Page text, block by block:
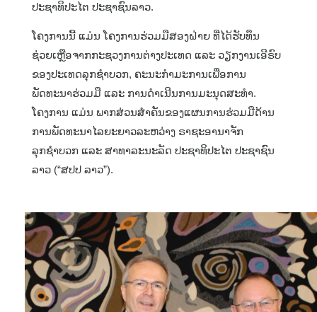
ປະຊາທິປະໄຕ ປະຊາຊົນລາວ.
ໂຄງການນີ້ ແມ່ນ ໂຄງການຮ່ວມມືສອງຝ່າຍ ທີ່ໄດ້ຮັບທຶນ
ຊ່ວຍເຫຼືອຈາກກະຊວງການຕ່າງປະເທດ ແລະ ວຽກງານເອີຣົບ
ຂອງປະເທດລຸກຊຳບວກ, ຄະນະກຳມະການເພື່ອການ
ພັດທະນາຮ່ວມມື ແລະ ການດຳເນີນການມະນຸດສະທຳ.
ໂຄງການ ແມ່ນ ພາກສ່ວນສຳຄັນຂອງແຜນການຮ່ວມມືດ້ານ
ການພັດທະນາໄລຍະຍາວລະຫວ່າງ ຣາຊະອານາຈັກ
ລຸກຊຳບວກ ແລະ ສາທາລະນະລັດ ປະຊາທິປະໄຕ ປະຊາຊົນ
ລາວ (“ສປປ ລາວ”).